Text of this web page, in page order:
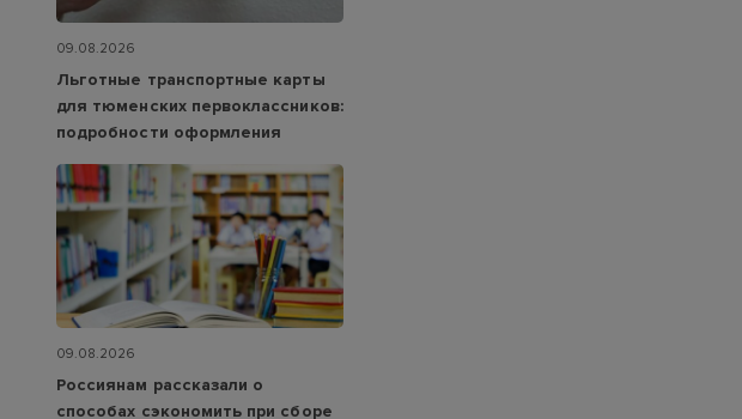
09.08.2026
Льготные транспортные карты
для тюменских первоклассников:
подробности оформления
09.08.2026
Россиянам рассказали о
способах сэкономить при сборе